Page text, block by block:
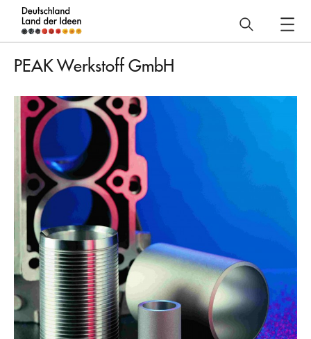
Deutschland
–
der
Ideen
Projekt
PEAK Werkstoff GmbH